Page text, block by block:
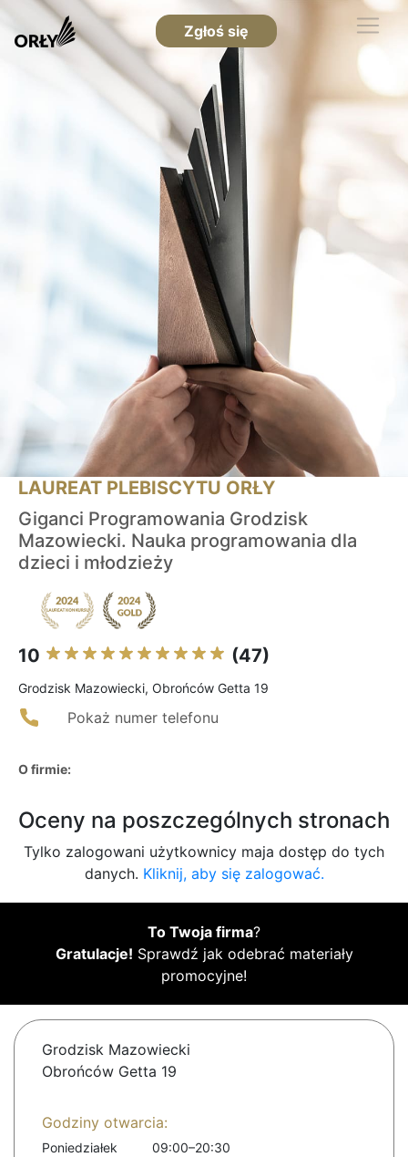
Zgłoś się
LAUREAT PLEBISCYTU ORŁY
Giganci Programowania Grodzisk
Mazowiecki. Nauka programowania dla
dzieci i młodzieży
10 (47)
Grodzisk Mazowiecki, Obrońców Getta 19
Pokaż numer telefonu
O firmie:
Oceny na poszczególnych stronach
Tylko zalogowani użytkownicy maja dostęp do tych
danych. Kliknij, aby się zalogować.
To Twoja firma?
Gratulacje! Sprawdź jak odebrać materiały
promocyjne!
Grodzisk Mazowiecki
Obrońców Getta 19
Godziny otwarcia:
Poniedziałek
09:00–20:30